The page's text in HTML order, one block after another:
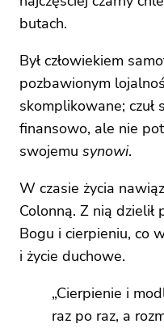
butach.
Był człowiekiem
pozbawionym
skomplikowane;
finansowo, ale nie
swojemu synowi.
W czasie życia
Colonną. Z nią dzielił
Bogu i cierpieniu, co
i życie duchowe.
„Cierpienie i
raz po raz, a